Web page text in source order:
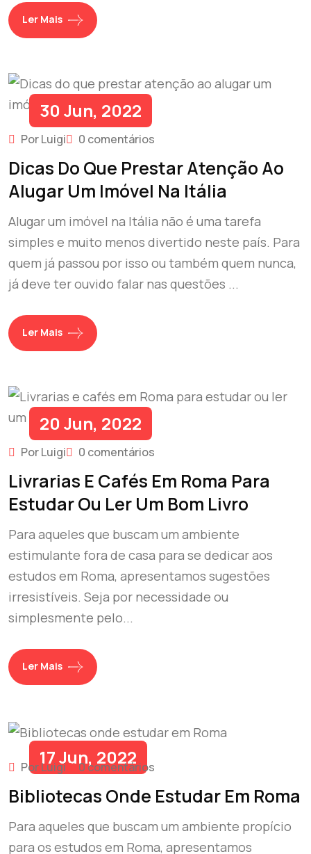
Ler Mais
30 Jun, 2022
Por Luigi 0 comentários
Dicas Do Que Prestar Atenção Ao
Alugar Um Imóvel Na Itália
Alugar um imóvel na Itália não é uma tarefa
simples e muito menos divertido neste país. Para
quem já passou por isso ou também quem nunca,
já deve ter ouvido falar nas questões ...
Ler Mais
20 Jun, 2022
Por Luigi 0 comentários
Livrarias E Cafés Em Roma Para
Estudar Ou Ler Um Bom Livro
Para aqueles que buscam um ambiente
estimulante fora de casa para se dedicar aos
estudos em Roma, apresentamos sugestões
irresistíveis. Seja por necessidade ou
simplesmente pelo...
Ler Mais
17 Jun, 2022
Por Luigi 0 comentários
Bibliotecas Onde Estudar Em Roma
Para aqueles que buscam um ambiente propício
para os estudos em Roma, apresentamos